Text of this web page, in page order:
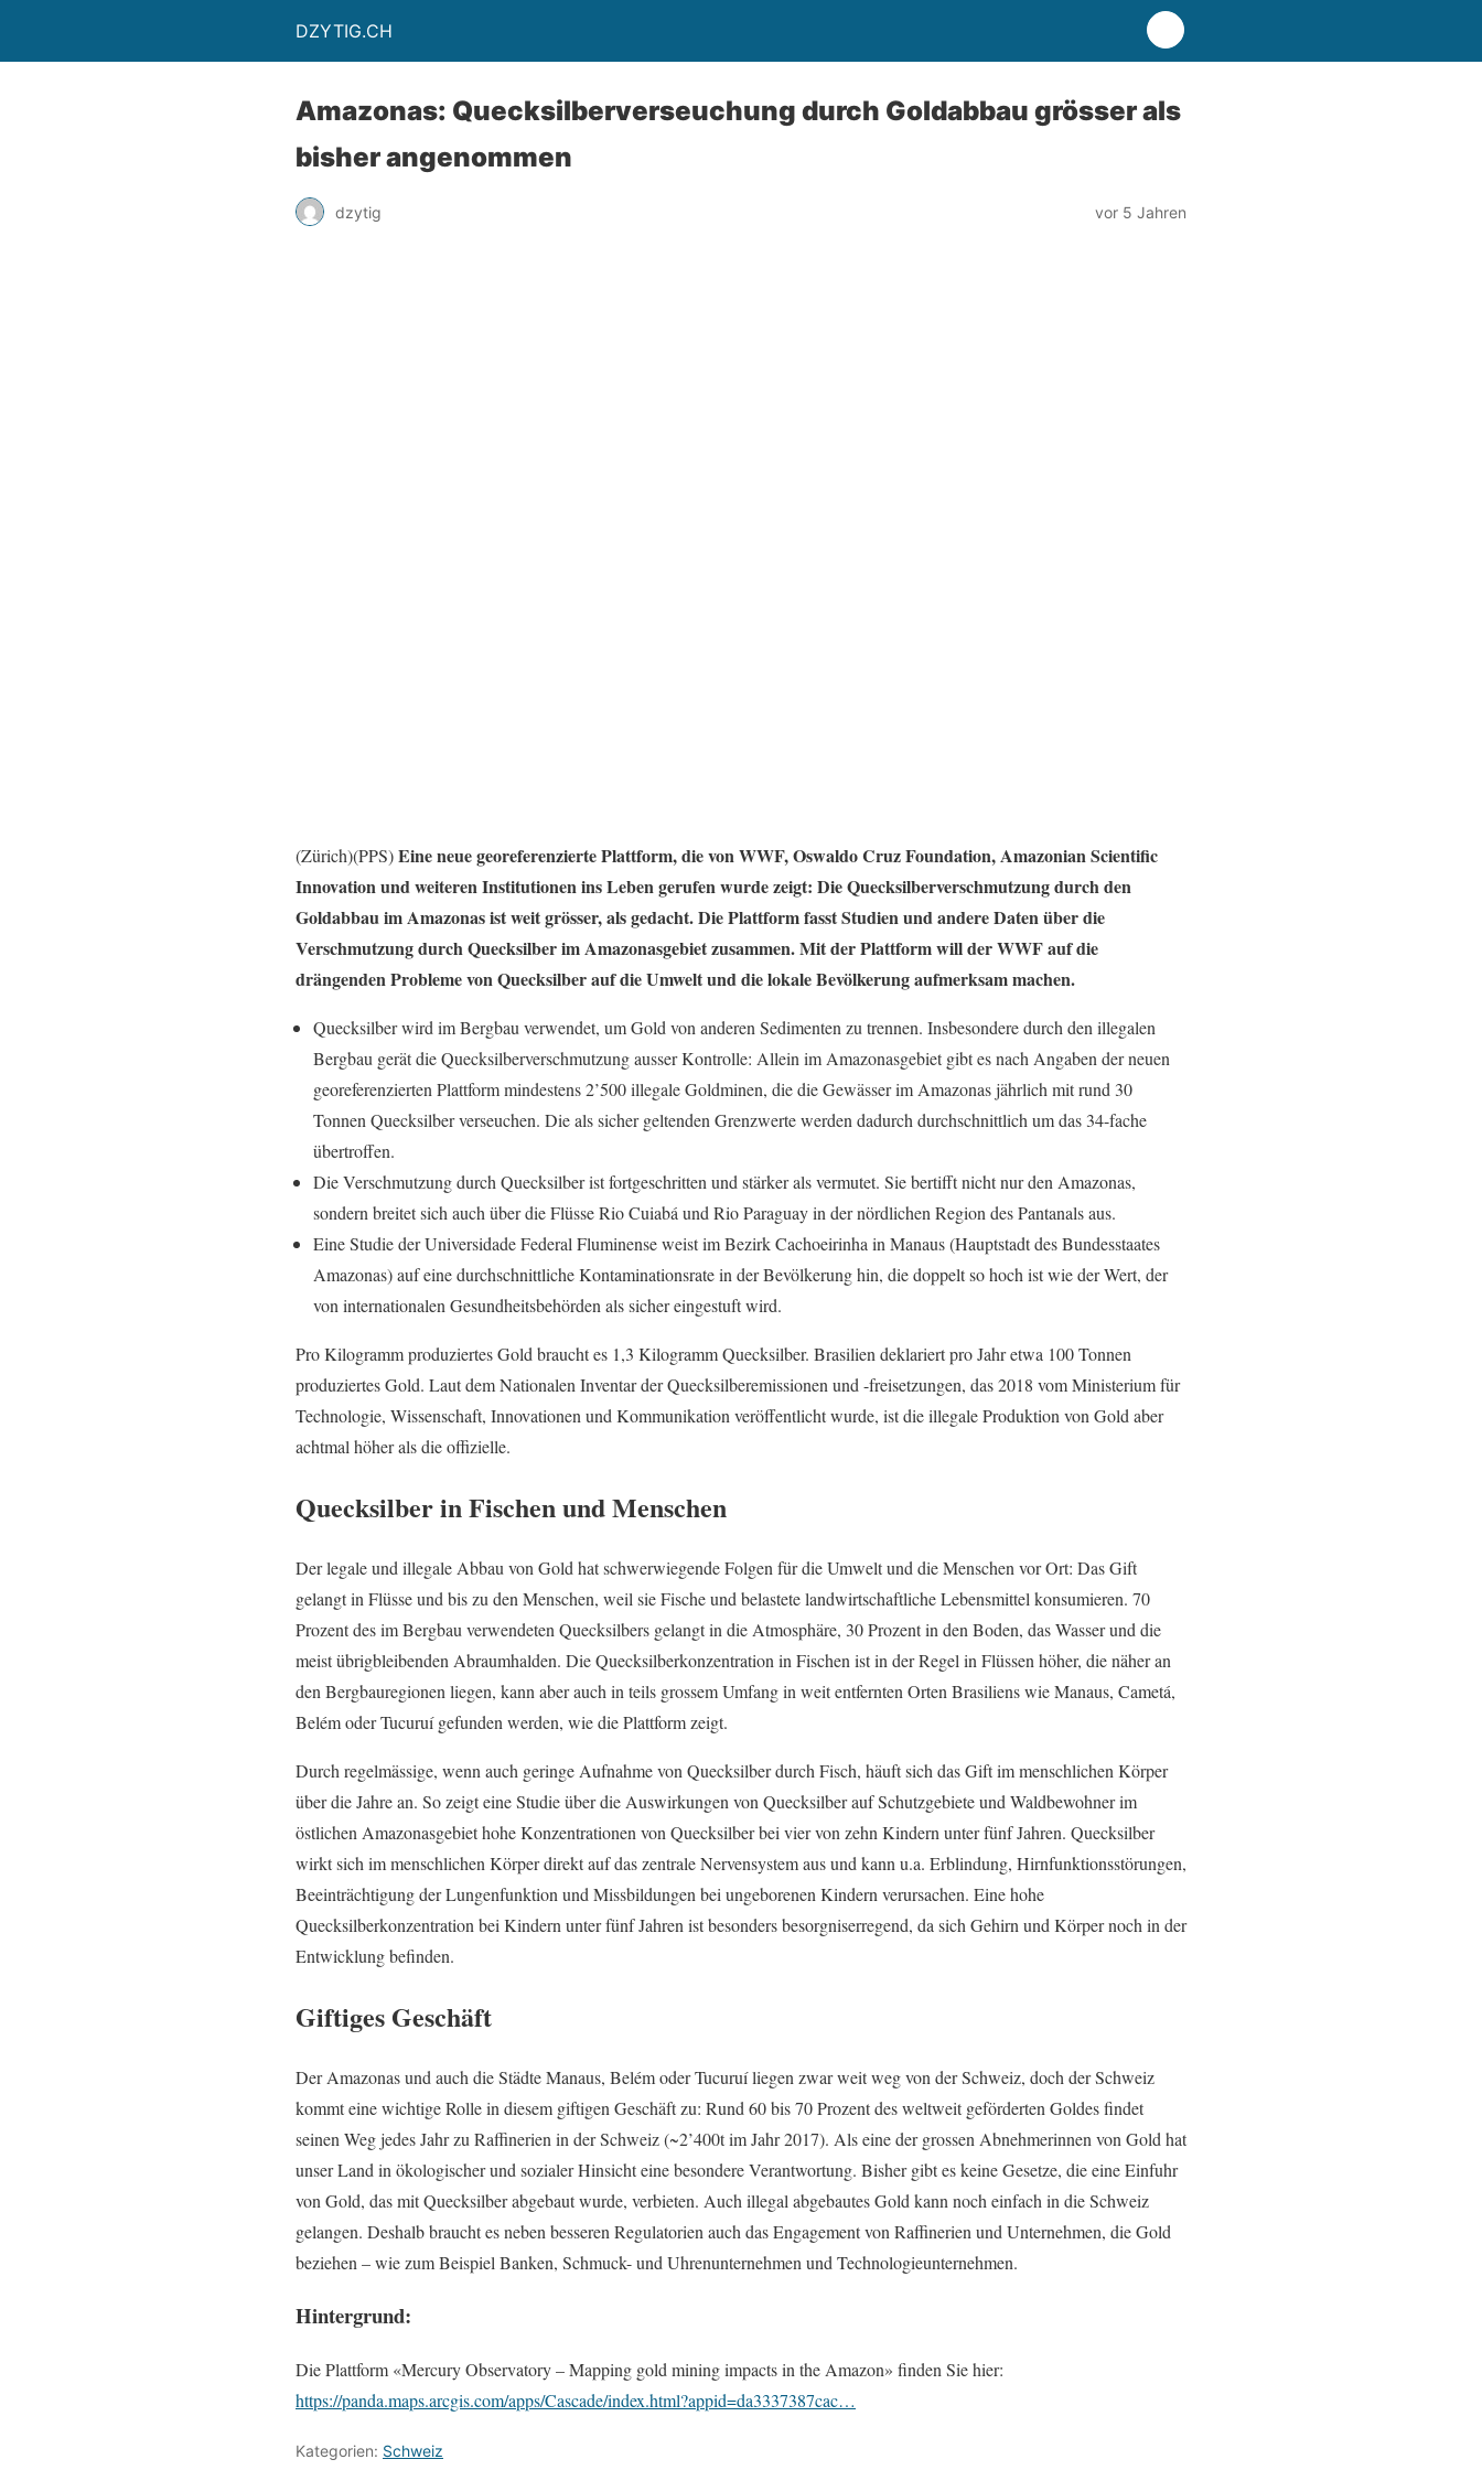
DZYTIG.CH
Amazonas: Quecksilberverseuchung durch Goldabbau grösser als
bisher angenommen
dzytig vor 5 Jahren
(Zürich)(PPS)Eine neue georeferenzierte Plattform, die von WWF, Oswaldo Cruz Foundation, Amazonian Scientific
Innovation und weiteren Institutionen ins Leben gerufen wurde zeigt: Die Quecksilberverschmutzung durch den
Goldabbau im Amazonas ist weit grösser, als gedacht. Die Plattform fasst Studien und andere Daten über die
Verschmutzung durch Quecksilber im Amazonasgebiet zusammen. Mit der Plattform will der WWF auf die
drängenden Probleme von Quecksilber auf die Umwelt und die lokale Bevölkerung aufmerksam machen.
Quecksilber wird im Bergbau verwendet, um Gold von anderen Sedimenten zu trennen. Insbesondere durch den illegalen
Bergbau gerät die Quecksilberverschmutzung ausser Kontrolle: Allein im Amazonasgebiet gibt es nach Angaben der neuen
georeferenzierten Plattform mindestens 2’500 illegale Goldminen, die die Gewässer im Amazonas jährlich mit rund 30
Tonnen Quecksilber verseuchen. Die als sicher geltenden Grenzwerte werden dadurch durchschnittlich um das 34-fache
übertroffen.
Die Verschmutzung durch Quecksilber ist fortgeschritten und stärker als vermutet. Sie bertifft nicht nur den Amazonas,
sondern breitet sich auch über die Flüsse Rio Cuiabá und Rio Paraguay in der nördlichen Region des Pantanals aus.
Eine Studie der Universidade Federal Fluminense weist im Bezirk Cachoeirinha in Manaus (Hauptstadt des Bundesstaates
Amazonas) auf eine durchschnittliche Kontaminationsrate in der Bevölkerung hin, die doppelt so hoch ist wie der Wert, der
von internationalen Gesundheitsbehörden als sicher eingestuft wird.
Pro Kilogramm produziertes Gold braucht es 1,3 Kilogramm Quecksilber. Brasilien deklariert pro Jahr etwa 100 Tonnen
produziertes Gold. Laut dem Nationalen Inventar der Quecksilberemissionen und -freisetzungen, das 2018 vom Ministerium für
Technologie, Wissenschaft, Innovationen und Kommunikation veröffentlicht wurde, ist die illegale Produktion von Gold aber
achtmal höher als die offizielle.
Quecksilber in Fischen und Menschen
Der legale und illegale Abbau von Gold hat schwerwiegende Folgen für die Umwelt und die Menschen vor Ort: Das Gift
gelangt in Flüsse und bis zu den Menschen, weil sie Fische und belastete landwirtschaftliche Lebensmittel konsumieren. 70
Prozent des im Bergbau verwendeten Quecksilbers gelangt in die Atmosphäre, 30 Prozent in den Boden, das Wasser und die
meist übrigbleibenden Abraumhalden. Die Quecksilberkonzentration in Fischen ist in der Regel in Flüssen höher, die näher an
den Bergbauregionen liegen, kann aber auch in teils grossem Umfang in weit entfernten Orten Brasiliens wie Manaus, Cametá,
Belém oder Tucuruí gefunden werden, wie die Plattform zeigt.
Durch regelmässige, wenn auch geringe Aufnahme von Quecksilber durch Fisch, häuft sich das Gift im menschlichen Körper
über die Jahre an. So zeigt eine Studie über die Auswirkungen von Quecksilber auf Schutzgebiete und Waldbewohner im
östlichen Amazonasgebiet hohe Konzentrationen von Quecksilber bei vier von zehn Kindern unter fünf Jahren. Quecksilber
wirkt sich im menschlichen Körper direkt auf das zentrale Nervensystem aus und kann u.a. Erblindung, Hirnfunktionsstörungen,
Beeinträchtigung der Lungenfunktion und Missbildungen bei ungeborenen Kindern verursachen. Eine hohe
Quecksilberkonzentration bei Kindern unter fünf Jahren ist besonders besorgniserregend, da sich Gehirn und Körper noch in der
Entwicklung befinden.
Giftiges Geschäft
Der Amazonas und auch die Städte Manaus, Belém oder Tucuruí liegen zwar weit weg von der Schweiz, doch der Schweiz
kommt eine wichtige Rolle in diesem giftigen Geschäft zu: Rund 60 bis 70 Prozent des weltweit geförderten Goldes findet
seinen Weg jedes Jahr zu Raffinerien in der Schweiz (~2’400t im Jahr 2017). Als eine der grossen Abnehmerinnen von Gold hat
unser Land in ökologischer und sozialer Hinsicht eine besondere Verantwortung. Bisher gibt es keine Gesetze, die eine Einfuhr
von Gold, das mit Quecksilber abgebaut wurde, verbieten. Auch illegal abgebautes Gold kann noch einfach in die Schweiz
gelangen. Deshalb braucht es neben besseren Regulatorien auch das Engagement von Raffinerien und Unternehmen, die Gold
beziehen – wie zum Beispiel Banken, Schmuck- und Uhrenunternehmen und Technologieunternehmen.
Hintergrund:
Die Plattform «Mercury Observatory – Mapping gold mining impacts in the Amazon» finden Sie hier:
https://panda.maps.arcgis.com/apps/Cascade/index.html?appid=da3337387cac…
Kategorien: Schweiz